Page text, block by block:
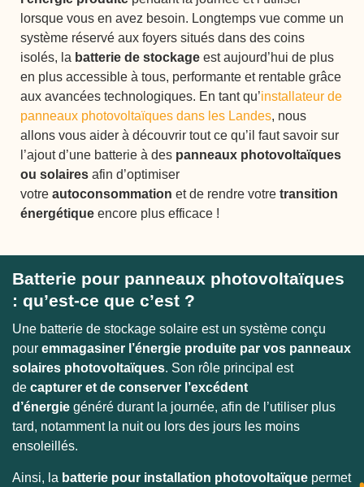
lorsque vous en avez besoin. Longtemps vue comme un
système réservé aux foyers situés dans des coins
isolés, la batterie de stockage est aujourd’hui de plus
en plus accessible à tous, performante et rentable grâce
aux avancées technologiques. En tant qu’installateur de
panneaux photovoltaïques dans les Landes, nous
allons vous aider à découvrir tout ce qu’il faut savoir sur
l’ajout d’une batterie à des panneaux photovoltaïques
ou solaires afin d’optimiser
votre autoconsommation et de rendre votre transition
énergétique encore plus efficace !
Batterie pour panneaux photovoltaïques
: qu’est-ce que c’est ?
Une batterie de stockage solaire est un système conçu
pour emmagasiner l’énergie produite par vos panneaux
solaires photovoltaïques. Son rôle principal est
de capturer et de conserver l’excédent
d’énergie généré durant la journée, afin de l’utiliser plus
tard, notamment la nuit ou lors des jours les moins
ensoleillés.
Ainsi, la batterie pour installation photovoltaïque permet